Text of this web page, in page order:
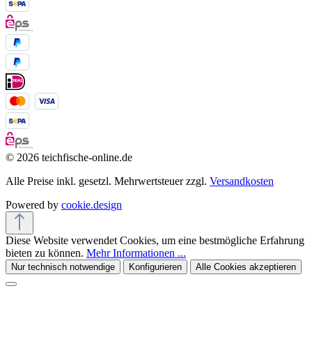
© 2026 teichfische-online.de
Alle Preise inkl. gesetzl. Mehrwertsteuer zzgl. Versandkosten
Powered by cookie.design
Diese Website verwendet Cookies, um eine bestmögliche Erfahrung
bieten zu können. Mehr Informationen ...
Nur technisch notwendige Konfigurieren Alle Cookies akzeptieren